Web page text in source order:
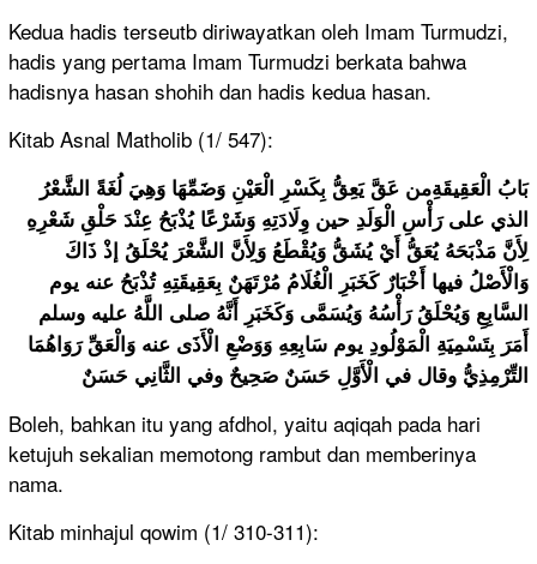
Kedua hadis terseutb diriwayatkan oleh Imam Turmudzi,
hadis yang pertama Imam Turmudzi berkata bahwa
hadisnya hasan shohih dan hadis kedua hasan.
Kitab Asnal Matholib (1/ 547):
بَابُ الْعَقِيقَةِمن عَقَّ يَعِقُّ بِكَسْرِ الْعَيْنِ وَضَمِّهَا وَهِيَ لُغَةً الشَّعْرُ
الذي على رَأْسِ الْوَلَدِ حين وِلَادَتِهِ وَشَرْعًا يُذْبَحُ عِنْدَ حَلْقِ شَعْرِهِ
لِأَنَّ مَذْبَحَهُ يُعَقُّ أَيْ يُشَقُّ وَيُقْطَعُ وَلِأَنَّ الشَّعْرَ يُحْلَقُ إذْ ذَاكَ
وَالْأَصْلُ فيها أَخْبَارٌ كَخَبَرِ الْغُلَامُ مُرْتَهَنٌ بِعَقِيقَتِهِ تُذْبَحُ عنه يوم
السَّابِعِ وَيُحْلَقُ رَأْسُهُ وَيُسَمَّى وَكَخَبَرِ أَنَّهُ صلى اللَّهُ عليه وسلم
أَمَرَ بِتَسْمِيَةِ الْمَوْلُودِ يوم سَابِعِهِ وَوَضْعِ الْأَذَى عنه وَالْعَقِّ رَوَاهُمَا
التِّرْمِذِيُّ وقال في الْأَوَّلِ حَسَنٌ صَحِيحٌ وفي الثَّانِي حَسَنٌ
Boleh, bahkan itu yang afdhol, yaitu aqiqah pada hari
ketujuh sekalian memotong rambut dan memberinya
nama.
Kitab minhajul qowim (1/ 310-311):